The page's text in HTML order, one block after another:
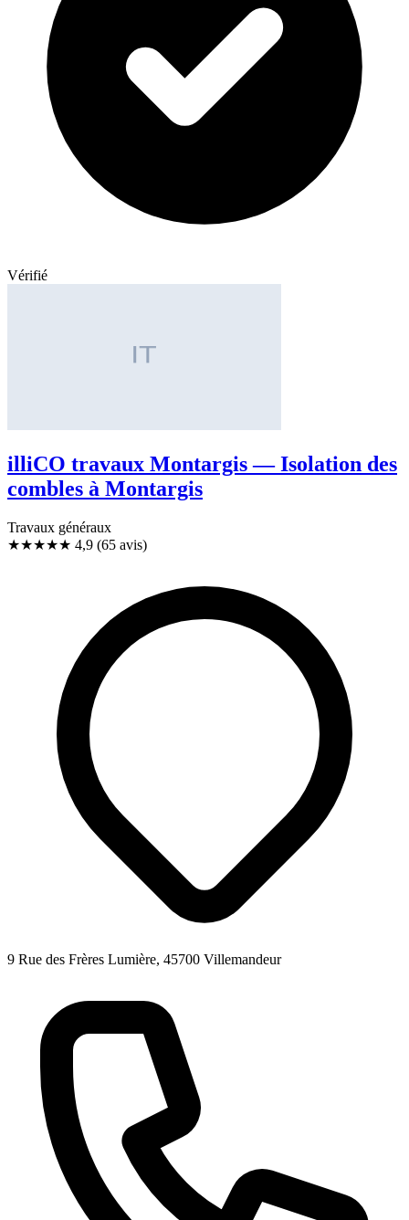
Vérifié
illiCO travaux Montargis — Isolation des
combles à Montargis
Travaux généraux
★★★★★ 4,9 (65 avis)
9 Rue des Frères Lumière, 45700 Villemandeur